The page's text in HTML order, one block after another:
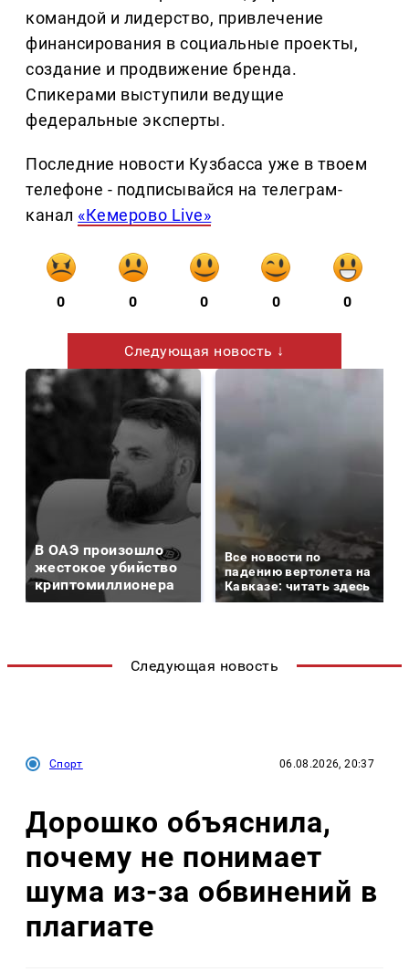
командой и лидерство, привлечение
финансирования в социальные проекты,
создание и продвижение бренда.
Спикерами выступили ведущие
федеральные эксперты.
Последние новости Кузбасса уже в твоем
телефоне - подписывайся на телеграм-
канал «Кемерово Live»
0 0 0 0 0
Следующая новость ↓
В ОАЭ произошло
жестокое убийство
криптомиллионера
Все новости по
падению вертолета на
Кавказе: читать здесь
Следующая новость
Спорт 06.08.2026, 20:37
Дорошко объяснила,
почему не понимает
шума из-за обвинений в
плагиате